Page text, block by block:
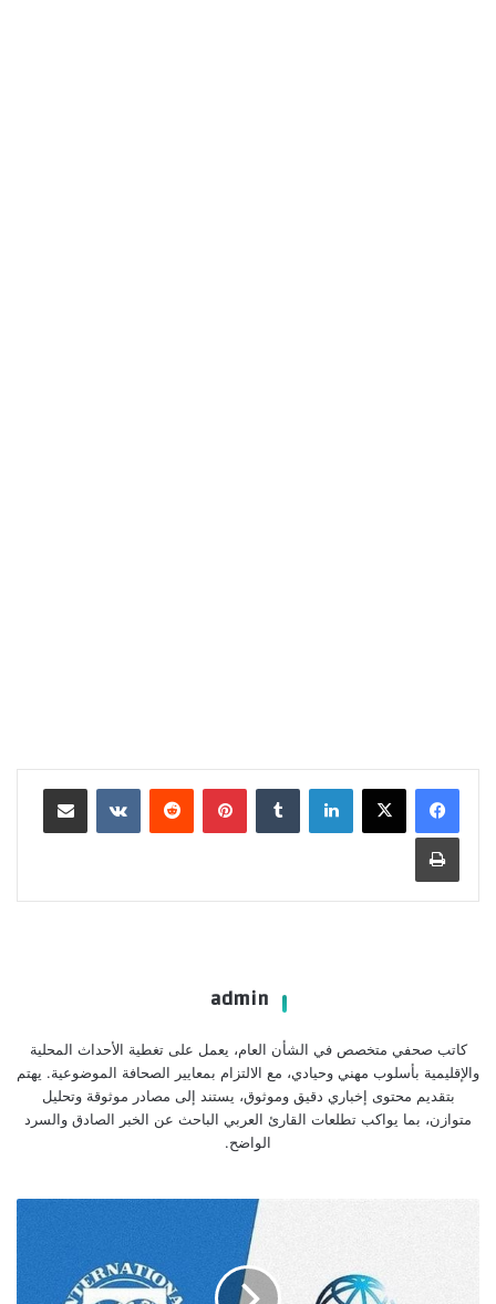
لينكدإن بينتيريست مشاركة عبر البريد
طباعة
admin
كاتب صحفي متخصص في الشأن العام، يعمل على تغطية الأحداث المحلية
والإقليمية بأسلوب مهني وحيادي، مع الالتزام بمعايير الصحافة الموضوعية. يهتم
بتقديم محتوى إخباري دقيق وموثوق، يستند إلى مصادر موثوقة وتحليل
متوازن، بما يواكب تطلعات القارئ العربي الباحث عن الخبر الصادق والسرد
الواضح.